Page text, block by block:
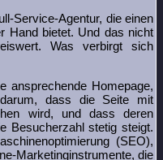
Service-Agentur, die einen
Hand bietet. Und das nicht
Was verbirgt sich
ansprechende Homepage,
dass die Seite mit
wird, und dass deren
Besucherzahl stetig steigt.
(SEO),
Marketinginstrumente, die